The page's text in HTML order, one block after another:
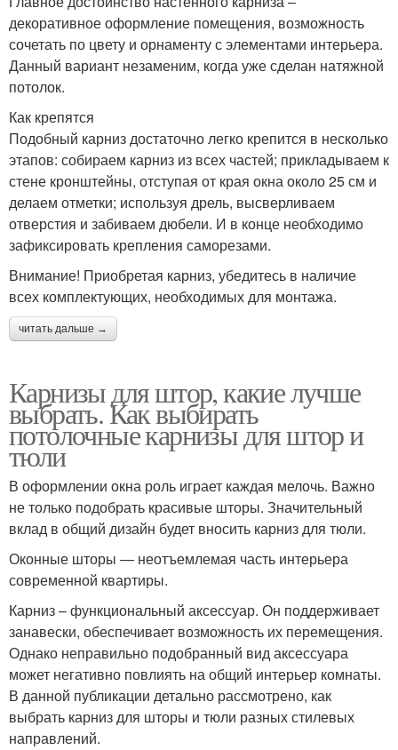
декоративное оформление помещения, возможность
сочетать по цвету и орнаменту с элементами интерьера.
Данный вариант незаменим, когда уже сделан натяжной
потолок.
Как крепятся
Подобный карниз достаточно легко крепится в несколько
этапов: собираем карниз из всех частей; прикладываем к
стене кронштейны, отступая от края окна около 25 см и
делаем отметки; используя дрель, высверливаем
отверстия и забиваем дюбели. И в конце необходимо
зафиксировать крепления саморезами.
Внимание! Приобретая карниз, убедитесь в наличие
всех комплектующих, необходимых для монтажа.
читать дальше →
Карнизы для штор, какие лучше
выбрать. Как выбирать
потолочные карнизы для штор и
тюли
В оформлении окна роль играет каждая мелочь. Важно
не только подобрать красивые шторы. Значительный
вклад в общий дизайн будет вносить карниз для тюли.
Оконные шторы — неотъемлемая часть интерьера
современной квартиры.
Карниз – функциональный аксессуар. Он поддерживает
занавески, обеспечивает возможность их перемещения.
Однако неправильно подобранный вид аксессуара
может негативно повлиять на общий интерьер комнаты.
В данной публикации детально рассмотрено, как
выбрать карниз для шторы и тюли разных стилевых
направлений.